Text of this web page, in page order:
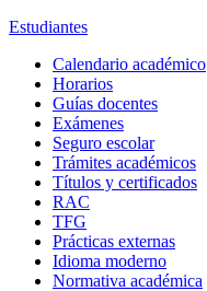
Estudiantes
Calendario académico
Horarios
Guías docentes
Exámenes
Seguro escolar
Trámites académicos
Títulos y certificados
RAC
TFG
Prácticas externas
Idioma moderno
Normativa académica